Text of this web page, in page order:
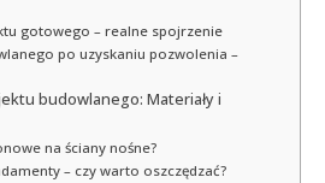
gotowego – realne spojrzenie
po uzyskaniu pozwolenia –
budowlanego: Materiały i
na ściany nośne?
– czy warto oszczędzać?